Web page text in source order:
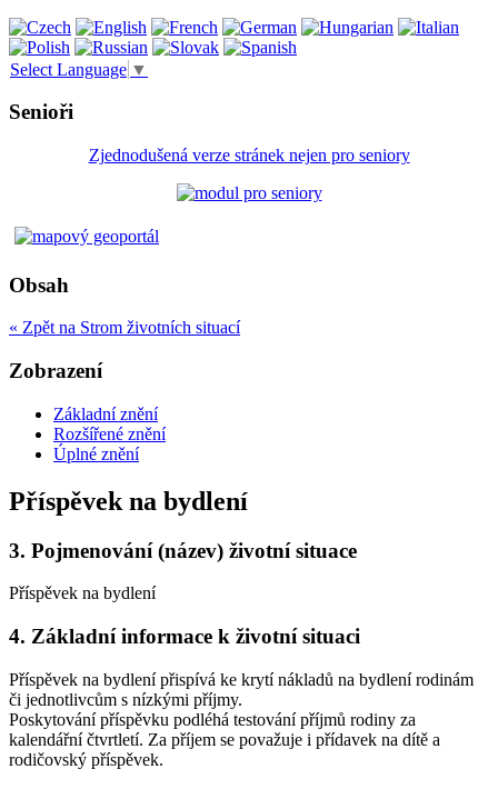
Select Language ▼
Senioři
Zjednodušená verze stránek nejen pro seniory
Obsah
« Zpět na Strom životních situací
Zobrazení
Základní znění
Rozšířené znění
Úplné znění
Příspěvek na bydlení
3. Pojmenování (název) životní situace
Příspěvek na bydlení
4. Základní informace k životní situaci
Příspěvek na bydlení přispívá ke krytí nákladů na bydlení rodinám
či jednotlivcům s nízkými příjmy.
Poskytování příspěvku podléhá testování příjmů rodiny za
kalendářní čtvrtletí. Za příjem se považuje i přídavek na dítě a
rodičovský příspěvek.